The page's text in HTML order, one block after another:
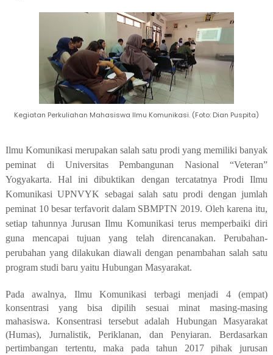
Kegiatan Perkuliahan Mahasiswa Ilmu Komunikasi. (Foto: Dian Puspita)
Ilmu Komunikasi merupakan salah satu prodi yang memiliki banyak
peminat di Universitas Pembangunan Nasional “Veteran”
Yogyakarta. Hal ini dibuktikan dengan tercatatnya Prodi Ilmu
Komunikasi UPNVYK sebagai salah satu prodi dengan jumlah
peminat 10 besar terfavorit dalam SBMPTN 2019. Oleh karena itu,
setiap tahunnya Jurusan Ilmu Komunikasi terus memperbaiki diri
guna mencapai tujuan yang telah direncanakan. Perubahan-
perubahan yang dilakukan diawali dengan penambahan salah satu
program studi baru yaitu Hubungan Masyarakat.
Pada awalnya, Ilmu Komunikasi terbagi menjadi 4 (empat)
konsentrasi yang bisa dipilih sesuai minat masing-masing
mahasiswa. Konsentrasi tersebut adalah Hubungan Masyarakat
(Humas), Jurnalistik, Periklanan, dan Penyiaran. Berdasarkan
pertimbangan tertentu, maka pada tahun 2017 pihak jurusan